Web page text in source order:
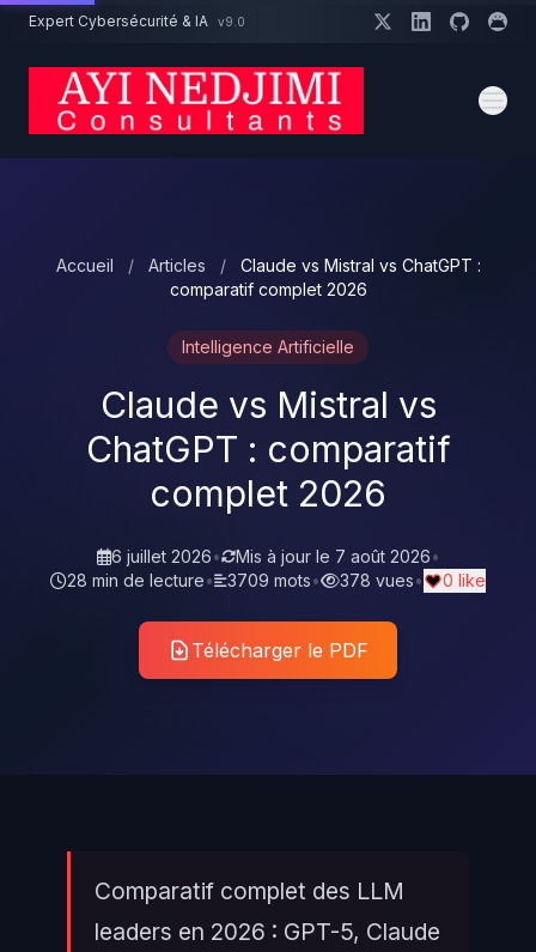
Aller au contenu principal
Expert Cybersécurité & IA v9.0
Accueil / Articles /
Claude vs Mistral vs ChatGPT :
comparatif complet 2026
Intelligence Artificielle
Claude vs Mistral vs
ChatGPT : comparatif
complet 2026
6 juillet 2026• Mis à jour le 7 août 2026•
28 min de lecture• 3709 mots• 378 vues• 0 like
Télécharger le PDF
Comparatif complet des LLM
leaders en 2026 : GPT-5, Claude
Un projet cybersécurité ?